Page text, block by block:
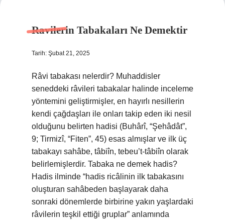
Ravilerin Tabakaları Ne Demektir
Tarih: Şubat 21, 2025
Râvi tabakası nelerdir? Muhaddisler
seneddeki râvileri tabakalar halinde inceleme
yöntemini geliştirmişler, en hayırlı nesillerin
kendi çağdaşları ile onları takip eden iki nesil
olduğunu belirten hadisi (Buhârî, “Şehâdât”,
9; Tirmizî, “Fiten”, 45) esas almışlar ve ilk üç
tabakayı sahâbe, tâbiîn, tebeu’t-tâbiîn olarak
belirlemişlerdir. Tabaka ne demek hadis?
Hadis ilminde “hadis ricâlinin ilk tabakasını
oluşturan sahâbeden başlayarak daha
sonraki dönemlerde birbirine yakın yaşlardaki
râvilerin teşkil ettiği gruplar” anlamında